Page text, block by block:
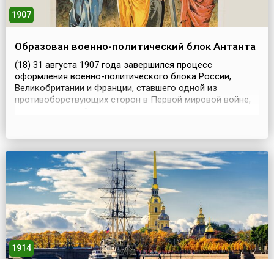
1907
Образован военно-политический блок Антанта
(18) 31 августа 1907 года завершился процесс
оформления военно-политического блока России,
Великобритании и Франции, ставшего одной из
противоборствующих сторон в Первой мировой войне,
завершила объединение разрозн...
1914